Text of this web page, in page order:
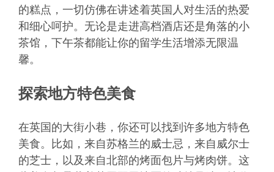
的糕点，一切仿佛在讲述着英国人对生活的热爱
和细心呵护。无论是走进高档酒店还是角落的小
茶馆，下午茶都能让你的留学生活增添无限温
馨。
探索地方特色美食
在英国的大街小巷，你还可以找到许多地方特色
美食。比如，来自苏格兰的威士忌，来自威尔士
的芝士，以及来自北部的烤面包片与烤肉饼。这